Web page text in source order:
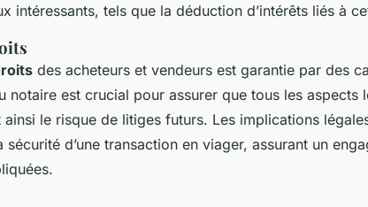
intéressants, tels que la déduction d’intérêts liés à
des acheteurs et vendeurs est garantie par des
notaire est crucial pour assurer que tous les aspects
ainsi le risque de litiges futurs. Les implications
d’une transaction en viager, assurant un